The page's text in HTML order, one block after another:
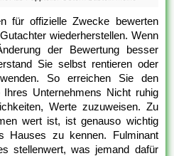
für offizielle Zwecke bewerten
wiederherstellen. Wenn
der Bewertung besser
Sie selbst rentieren oder
So erreichen Sie den
Unternehmens Nicht ruhig
Werte zuzuweisen. Zu
wert ist, ist genauso wichtig
Hauses zu kennen. Fulminant
stellenwert, was jemand dafür